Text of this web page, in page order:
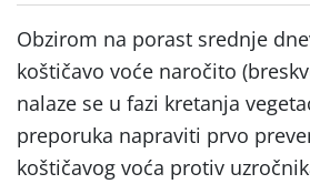
Obzirom na porast srednje
koštičavo voće naročito
nalaze se u fazi kretanja
preporuka napraviti prvo
koštičavog voća protiv